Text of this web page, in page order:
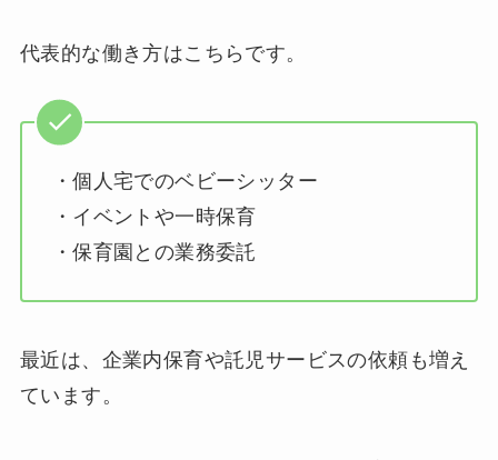
代表的な働き方はこちらです。
・個人宅でのベビーシッター
・イベントや一時保育
・保育園との業務委託
最近は、企業内保育や託児サービスの依頼も増え
ています。